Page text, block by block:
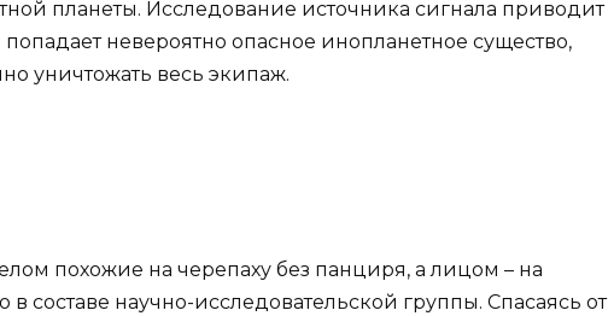
планеты. Исследование источника сигнала приводит
попадает невероятно опасное инопланетное существо,
уничтожать весь экипаж.
похожие на черепаху без панциря, а лицом – на
составе научно-исследовательской группы. Спасаясь от